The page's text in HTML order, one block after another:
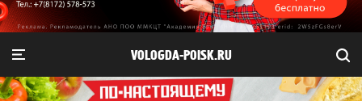
VOLOGDA-POISK.RU